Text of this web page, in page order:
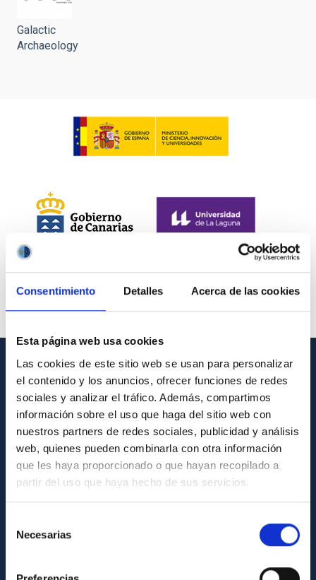
Consentimiento Detalles Acerca de las cookies
Esta página web usa cookies
Las cookies de este sitio web se usan para personalizar
el contenido y los anuncios, ofrecer funciones de redes
sociales y analizar el tráfico. Además, compartimos
información sobre el uso que haga del sitio web con
nuestros partners de redes sociales, publicidad y análisis
web, quienes pueden combinarla con otra información
que les haya proporcionado o que hayan recopilado a
partir del uso que haya hecho de sus servicios.
Necesarias
Galactic
Archaeology
GENERAL INFORMATION
Contact
How to get to the IAC
List of personnel
Library
General register
ABOUT THE IAC